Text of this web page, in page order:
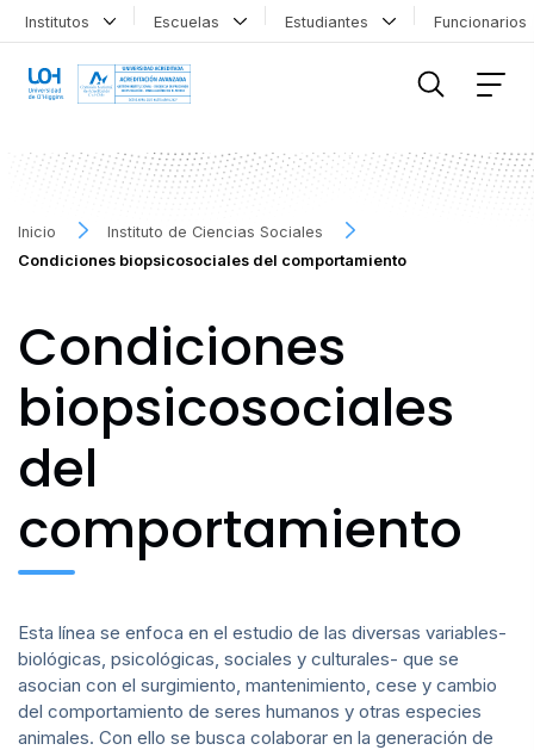
Institutos Escuelas Estudiantes
Inicio
Instituto de Ciencias Sociales
Condiciones biopsicosociales del comportamiento
Condiciones
biopsicosociales
del
comportamiento
Esta línea se enfoca en el estudio de las diversas variables-
biológicas, psicológicas, sociales y culturales- que se
asocian con el surgimiento, mantenimiento, cese y cambio
del comportamiento de seres humanos y otras especies
animales. Con ello se busca colaborar en la generación de